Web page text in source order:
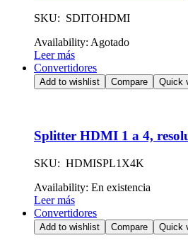
SKU: SDITOHDMI
Availability: Agotado
Leer más
Convertidores
Add to wishlist Compare Quick
Splitter HDMI 1 a 4,
SKU: HDMISPL1X4K
Availability: En existencia
Leer más
Convertidores
Add to wishlist Compare Quick